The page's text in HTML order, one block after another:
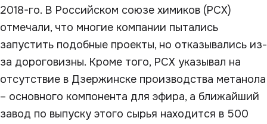
2018-го. В Российском союзе химиков (РСХ)
отмечали, что многие компании пытались
запустить подобные проекты, но отказывались из-
за дороговизны. Кроме того, РСХ указывал на
отсутствие в Дзержинске производства метанола
– основного компонента для эфира, а ближайший
завод по выпуску этого сырья находится в 500